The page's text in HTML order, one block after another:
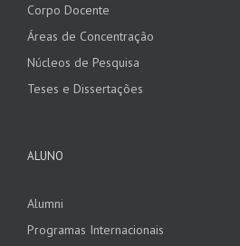
Corpo Docente
Áreas de Concentração
Núcleos de Pesquisa
Teses e Dissertações
ALUNO
Alumni
Programas Internacionais